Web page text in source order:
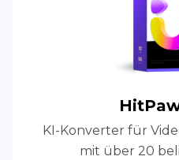
KI-Konverter für
mit über 20